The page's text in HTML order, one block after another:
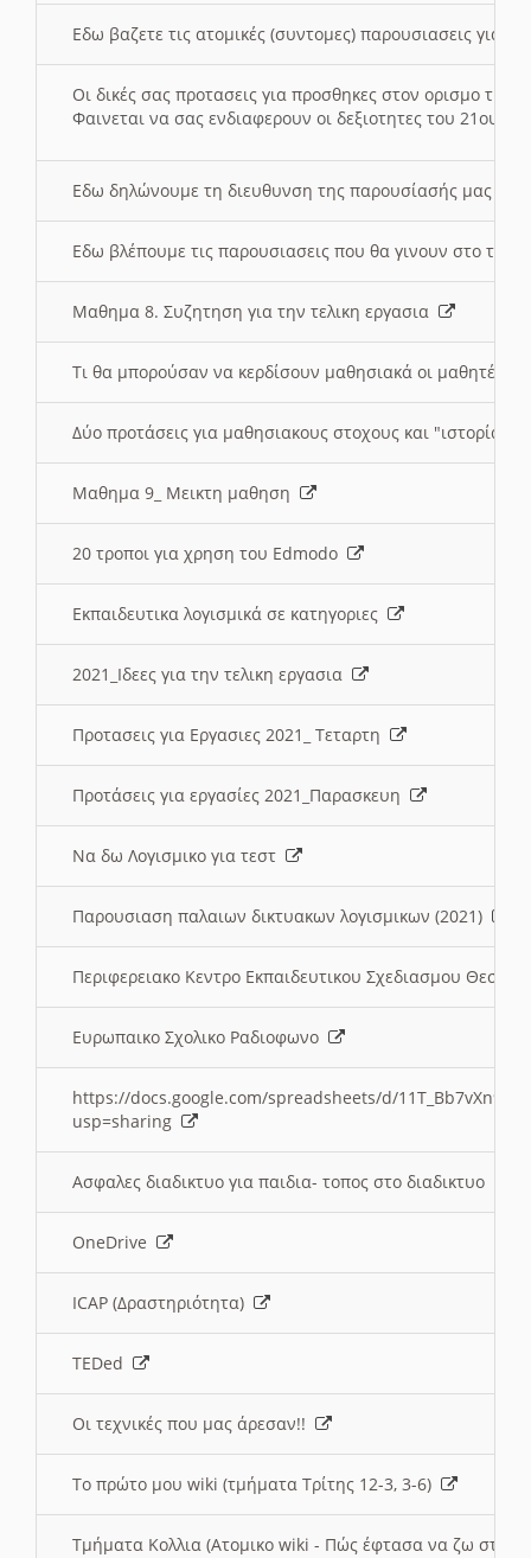
Εδω βαζετε τις ατομικές (συντομες) παρουσιασεις για
Οι δικές σας προτασεις για προσθηκες στον ορισμο
Φαινεται να σας ενδιαφερουν οι δεξιοτητες του 21ου
Εδω δηλώνουμε τη διευθυνση της παρουσίασής μας
Εδω βλέπουμε τις παρουσιασεις που θα γινουν στο
Μαθημα 8. Συζητηση για την τελικη εργασια
Τι θα μπορούσαν να κερδίσουν μαθησιακά οι μαθητές/
Δύο προτάσεις για μαθησιακους στοχους και "ιστορία"
Μαθημα 9_ Μεικτη μαθηση
20 τροποι για χρηση του Edmodo
Εκπαιδευτικα λογισμικά σε κατηγοριες
2021_Ιδεες για την τελικη εργασια
Προτασεις για Εργασιες 2021_ Τεταρτη
Προτάσεις για εργασίες 2021_Παρασκευη
Να δω Λογισμικο για τεστ
Παρουσιαση παλαιων δικτυακων λογισμικων (2021)
Περιφερειακο Κεντρο Εκπαιδευτικου Σχεδιασμου
Ευρωπαικο Σχολικο Ραδιοφωνο
https://docs.google.com/spreadsheets/d/
usp=sharing
Ασφαλες διαδικτυο για παιδια- τοπος στο διαδικτυο
OneDrive
ICAP (Δραστηριότητα)
TEDed
Οι τεχνικές που μας άρεσαν!!
Το πρώτο μου wiki (τμήματα Τρίτης 12-3, 3-6)
Τμήματα Κολλια (Ατομικο wiki - Πώς έφτασα να ζω στην